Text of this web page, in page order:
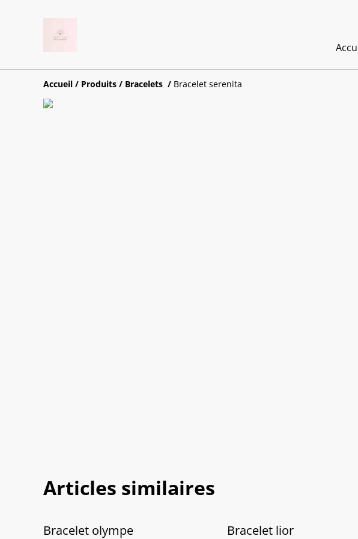
Accueil / Produits / Bracelets / Bracelet serenita
Articles similaires
Bracelet olympe Bracelet lior